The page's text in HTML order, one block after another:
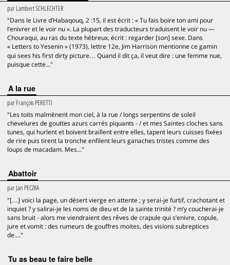
parLambert SCHLECHTER
"Dans le Livre d’Habaqouq, 2 :15, il est écrit : « Tu fais boire ton ami pour
l’enivrer et le voir nu ». La plupart des traducteurs traduisent le voir nu —
Chouraqui, au ras du texte hébreux, écrit : regarder [son] sexe. Dans
« Letters to Yesenin » (1973), lettre 12e, Jim Harrison mentionne ce gamin
qui sees his first dirty picture… Quand il dit ça, il veut dire : une femme nue,
puisque cette..."
A la rue
parFrançois PERETTI
"Les toits malmènent mon ciel, à la rue / longs serpentins de soleil
chevelures de gouttes azurs carrés piquants - / et mes Saintes cloches sans
tunes, qui hurlent et boivent braillent entre elles, tapent leurs cuisses fixées
de rire puis tirent la tronche enfilent leurs ganaches tristes comme des
loups de macadam. Mes..."
Abattoir
parJan PECZKA
"[…] voici la page, un désert vierge en attente ; y serai-je furtif, crachotant et
inquiet ? y salirai-je les noms de dieu et de la sainte trinité ? m’y coucherai-je
sans bruit - alors me viendraient des rêves de crapule qui s’enivre, copule,
jure et vomit : des rumeurs de gouffres moites, des visions subreptices
de...."
Tu as beau te faire belle